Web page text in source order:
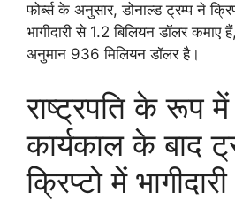
फोर्ब्स के अनुसार, डोनाल्ड ट्रम्प ने
भागीदारी से 1.2 बिलियन डॉलर
अनुमान 936 मिलियन डॉलर है।
राष्ट्रपति के रूप
कार्यकाल के बाद
क्रिप्टो में